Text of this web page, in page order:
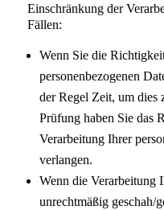
Einschränkung der
Fällen:
Wenn Sie die
personenbezogenen
der Regel Zeit, um dies
Prüfung haben Sie das
Verarbeitung Ihrer
verlangen.
Wenn die Verarbeitung
unrechtmäßig geschah/